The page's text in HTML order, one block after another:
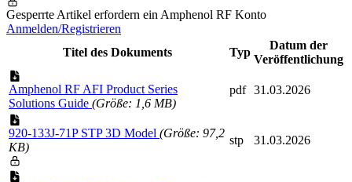
Gesperrte Artikel erfordern ein Amphenol RF Konto
Anmelden/Registrieren
Titel des Dokuments
Typ
Datum der
Veröffentlichung
Amphenol RF AFI Product Series
Solutions Guide (Größe: 1,6 MB)
pdf 31.03.2026
920-133J-71P STP 3D Model (Größe: 97,2
KB)
stp 31.03.2026